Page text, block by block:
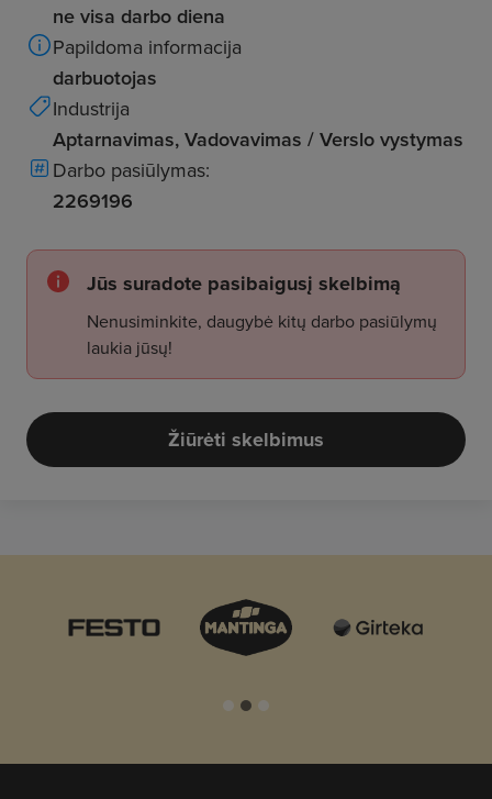
ne visa darbo diena
Papildoma informacija
darbuotojas
Industrija
Aptarnavimas, Vadovavimas / Verslo vystymas
Darbo pasiūlymas:
2269196
Jūs suradote pasibaigusį skelbimą
Nenusiminkite, daugybė kitų darbo pasiūlymų
laukia jūsų!
Žiūrėti skelbimus